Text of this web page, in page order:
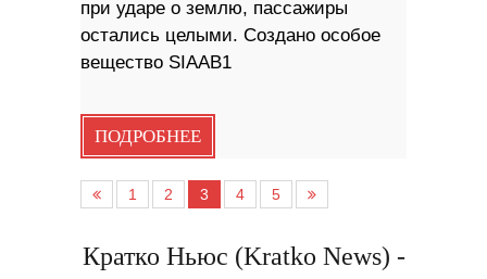
при ударе о землю, пассажиры
остались целыми. Создано особое
вещество SIAAB1
ПОДРОБНЕЕ
1 2 3 4 5
Кратко Ньюс (Kratko News) -